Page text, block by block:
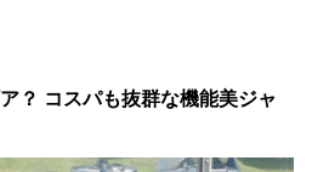
？ コスパも抜群な機能美ジャ